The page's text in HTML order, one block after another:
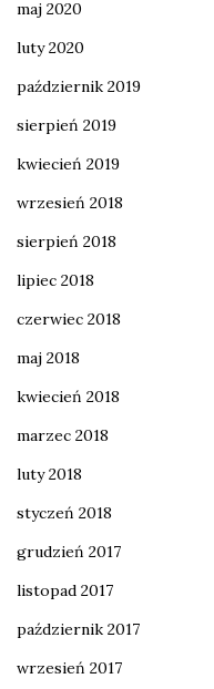
maj 2020
luty 2020
październik 2019
sierpień 2019
kwiecień 2019
wrzesień 2018
sierpień 2018
lipiec 2018
czerwiec 2018
maj 2018
kwiecień 2018
marzec 2018
luty 2018
styczeń 2018
grudzień 2017
listopad 2017
październik 2017
wrzesień 2017